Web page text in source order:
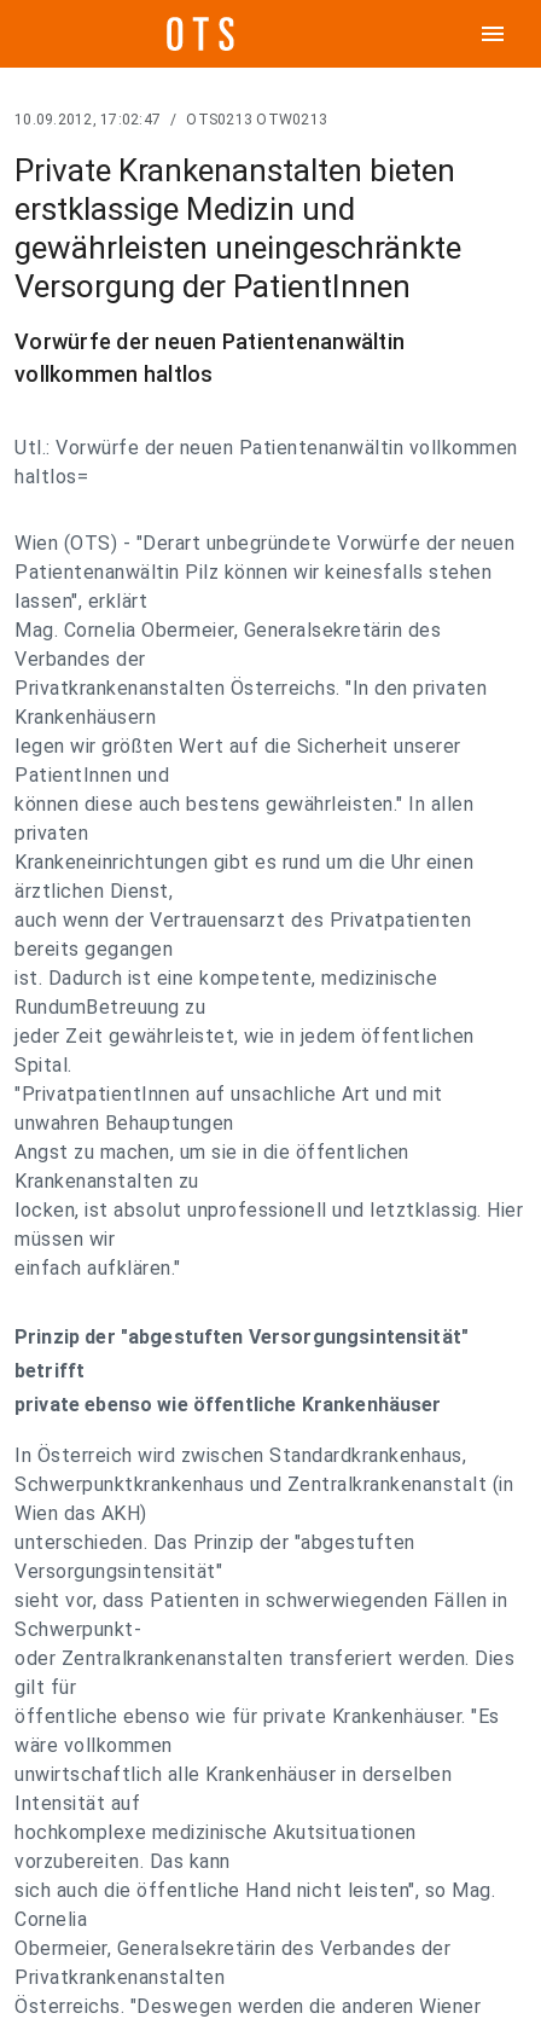
menu
10.09.2012, 17:02:47 / OTS0213 OTW0213
Private Krankenanstalten bieten
erstklassige Medizin und
gewährleisten uneingeschränkte
Versorgung der PatientInnen
Vorwürfe der neuen Patientenanwältin
vollkommen haltlos
Utl.: Vorwürfe der neuen Patientenanwältin vollkommen
haltlos=
Wien (OTS) - "Derart unbegründete Vorwürfe der neuen
Patientenanwältin Pilz können wir keinesfalls stehen
lassen", erklärt
Mag. Cornelia Obermeier, Generalsekretärin des
Verbandes der
Privatkrankenanstalten Österreichs. "In den privaten
Krankenhäusern
legen wir größten Wert auf die Sicherheit unserer
PatientInnen und
können diese auch bestens gewährleisten." In allen
privaten
Krankeneinrichtungen gibt es rund um die Uhr einen
ärztlichen Dienst,
auch wenn der Vertrauensarzt des Privatpatienten
bereits gegangen
ist. Dadurch ist eine kompetente, medizinische
RundumBetreuung zu
jeder Zeit gewährleistet, wie in jedem öffentlichen
Spital.
"PrivatpatientInnen auf unsachliche Art und mit
unwahren Behauptungen
Angst zu machen, um sie in die öffentlichen
Krankenanstalten zu
locken, ist absolut unprofessionell und letztklassig. Hier
müssen wir
einfach aufklären."
Prinzip der "abgestuften Versorgungsintensität"
betrifft
private ebenso wie öffentliche Krankenhäuser
In Österreich wird zwischen Standardkrankenhaus,
Schwerpunktkrankenhaus und Zentralkrankenanstalt (in
Wien das AKH)
unterschieden. Das Prinzip der "abgestuften
Versorgungsintensität"
sieht vor, dass Patienten in schwerwiegenden Fällen in
Schwerpunkt-
oder Zentralkrankenanstalten transferiert werden. Dies
gilt für
öffentliche ebenso wie für private Krankenhäuser. "Es
wäre vollkommen
unwirtschaftlich alle Krankenhäuser in derselben
Intensität auf
hochkomplexe medizinische Akutsituationen
vorzubereiten. Das kann
sich auch die öffentliche Hand nicht leisten", so Mag.
Cornelia
Obermeier, Generalsekretärin des Verbandes der
Privatkrankenanstalten
Österreichs. "Deswegen werden die anderen Wiener